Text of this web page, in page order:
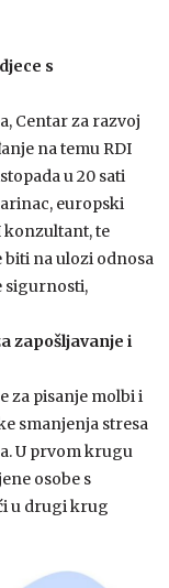
s
Centar za razvoj
na temu RDI
u 20 sati
europski
konzultant, te
biti na ulozi odnosa
sigurnosti,
zapošljavanje i
za pisanje molbi i
smanjenja stresa
U prvom krugu
osobe s
u drugi krug